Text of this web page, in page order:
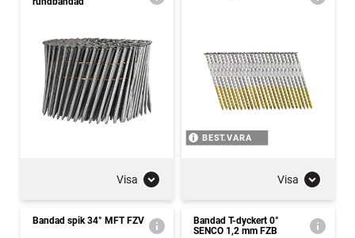
Visa
BEST.VARA
Visa
Bandad spik 34° MFT FZV
Bandad T-dyckert 0°
SENCO 1,2 mm FZB